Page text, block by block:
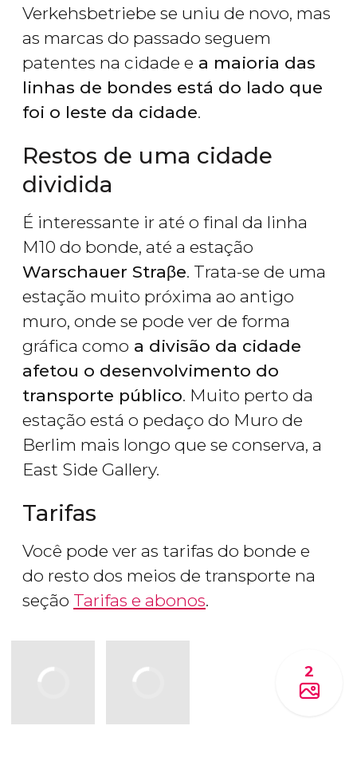
Verkehsbetriebe se uniu de novo, mas
as marcas do passado seguem
patentes na cidade e a maioria das
linhas de bondes está do lado que
foi o leste da cidade.
Restos de uma cidade
dividida
É interessante ir até o final da linha
M10 do bonde, até a estação
Warschauer Straβe. Trata-se de uma
estação muito próxima ao antigo
muro, onde se pode ver de forma
gráfica como a divisão da cidade
afetou o desenvolvimento do
transporte público. Muito perto da
estação está o pedaço do Muro de
Berlim mais longo que se conserva, a
East Side Gallery.
Tarifas
Você pode ver as tarifas do bonde e
do resto dos meios de transporte na
seção Tarifas e abonos.
2